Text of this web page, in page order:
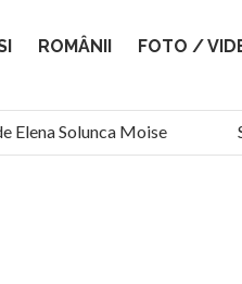
ROMÂNII FOTO /
Solunca Moise
agent ceaușist de la